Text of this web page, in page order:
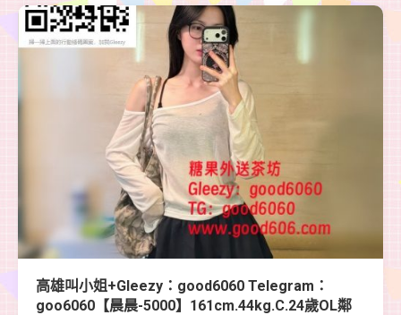
高雄叫小姐+Gleezy：good6060 Telegram：
goo6060【晨晨-5000】161cm.44kg.C.24歲OL鄰